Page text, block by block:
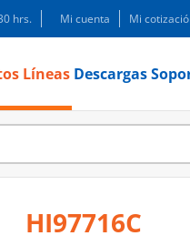
hrs. Mi cuenta Mi
Líneas Descargas
HI97716C